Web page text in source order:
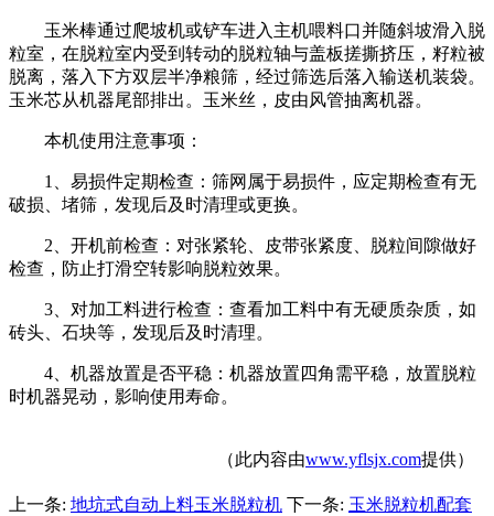
玉米棒通过爬坡机或铲车进入主机喂料口并随斜坡滑入脱
粒室，在脱粒室内受到转动的脱粒轴与盖板搓撕挤压，籽粒被
脱离，落入下方双层半净粮筛，经过筛选后落入输送机装袋。
玉米芯从机器尾部排出。玉米丝，皮由风管抽离机器。
本机使用注意事项：
1、易损件定期检查：筛网属于易损件，应定期检查有无
破损、堵筛，发现后及时清理或更换。
2、开机前检查：对张紧轮、皮带张紧度、脱粒间隙做好
检查，防止打滑空转影响脱粒效果。
3、对加工料进行检查：查看加工料中有无硬质杂质，如
砖头、石块等，发现后及时清理。
4、机器放置是否平稳：机器放置四角需平稳，放置脱粒
时机器晃动，影响使用寿命。
（此内容由www.yflsjx.com提供）
上一条: 地坑式自动上料玉米脱粒机 下一条: 玉米脱粒机配套